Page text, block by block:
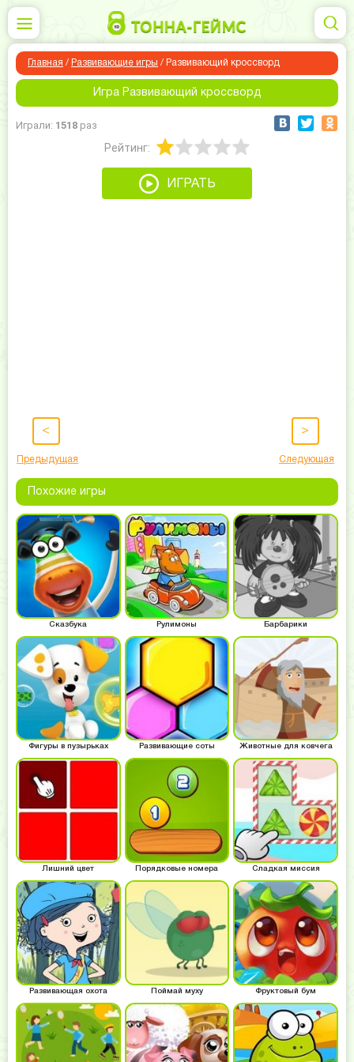
Главная / Развивающие игры / Развивающий кроссворд
Игра Развивающий кроссворд
Играли: 1518 раз
Рейтинг:
ИГРАТЬ
<
Предыдущая
>
Следующая
Похожие игры
Сказбука Рулимоны Барбарики
Фигуры в пузырьках Развивающие соты Животные для ковчега
Лишний цвет Порядковые номера Сладкая миссия
Развивающая охота Поймай муху Фруктовый бум